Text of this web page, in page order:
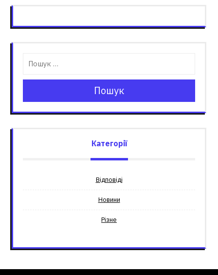
Пошук
Категорії
Відповіді
Новини
Різне